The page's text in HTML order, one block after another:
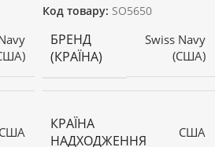
США
Код товару: SO5650
БРЕНД
(КРАЇНА)
Swiss Navy
(США)
КРАЇНА
НАДХОДЖЕННЯ
США